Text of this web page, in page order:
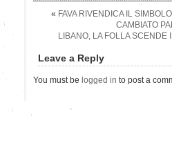
« FAVA RIVENDICA IL
CAMBIATO
LIBANO, LA FOLLA SCENDE
Leave a Reply
You must be logged in to post a